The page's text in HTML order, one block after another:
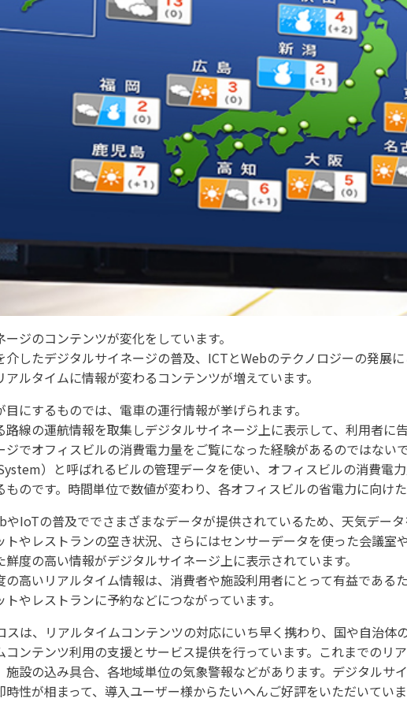
ジのコンテンツが変化をしています。
介したデジタルサイネージの普及、ICTとWebのテクノロジーの発展
ルタイムに情報が変わるコンテンツが増えています。
にするものでは、電車の運行情報が挙げられます。
路線の運航情報を取集しデジタルサイネージ上に表示して、利用者に
ジでオフィスビルの消費電力量をご覧になった経験があるのではな
）と呼ばれるビルの管理データを使い、オフィスビルの消費電
ものです。時間単位で数値が変わり、各オフィスビルの省電力に向け
やIoTの普及ででさまざまなデータが提供されているため、天気デー
トやレストランの空き状況、さらにはセンサーデータを使った会議室
度の高い情報がデジタルサイネージ上に表示されています。
の高いリアルタイム情報は、消費者や施設利用者にとって有益である
やレストランに予約などにつながっています。
スは、リアルタイムコンテンツの対応にいち早く携わり、国や自治体
コンテンツ利用の支援とサービス提供を行っています。これまでのリ
施設の込み具合、各地域単位の気象警報などがあります。デジタルサ
時性が相まって、導入ユーザー様からたいへんご好評をいただいていま